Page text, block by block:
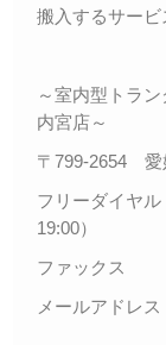
搬入するサービ
～室内型トラ
内宮店～
〒799-2654 愛
フリーダイヤル
19:00）
ファックス ：
メールアドレ